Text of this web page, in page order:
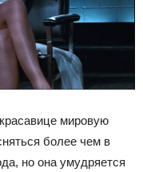
мировую
более чем в
но она умудряется